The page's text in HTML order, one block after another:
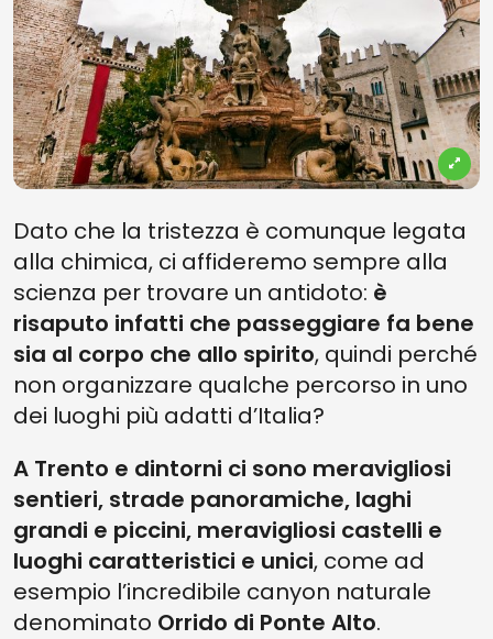
Dato che la tristezza è comunque legata
alla chimica, ci affideremo sempre alla
scienza per trovare un antidoto: è
risaputo infatti che passeggiare fa bene
sia al corpo che allo spirito, quindi perché
non organizzare qualche percorso in uno
dei luoghi più adatti d’Italia?
A Trento e dintorni ci sono meravigliosi
sentieri, strade panoramiche, laghi
grandi e piccini, meravigliosi castelli e
luoghi caratteristici e unici, come ad
esempio l’incredibile canyon naturale
denominato Orrido di Ponte Alto.